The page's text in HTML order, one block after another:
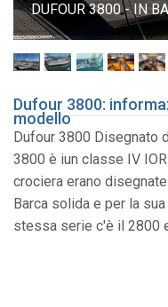
DUFOUR 3800 - IN
Dufour 3800:
modello
Dufour 3800 Disegnato
3800 è iun classe IV
crociera erano
Barca solida e per la
stessa serie c'è il 2800